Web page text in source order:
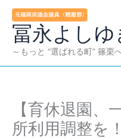
冨永よしゆ
～もっと “選ばれる町” 篠栗
【育休退園、
所利用調整を！